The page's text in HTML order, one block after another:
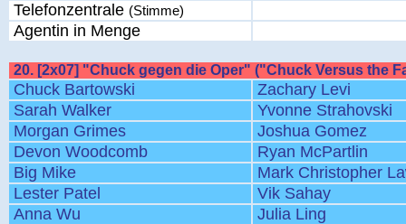
Telefonzentrale (Stimme)
Agentin in Menge
20. [2x07] "Chuck gegen die Oper" ("Chuck Versus the
Chuck Bartowski
Zachary Levi
Sarah Walker
Yvonne Strahovski
Morgan Grimes
Joshua Gomez
Devon Woodcomb
Ryan McPartlin
Big Mike
Mark Christopher
Lester Patel
Vik Sahay
Anna Wu
Julia Ling